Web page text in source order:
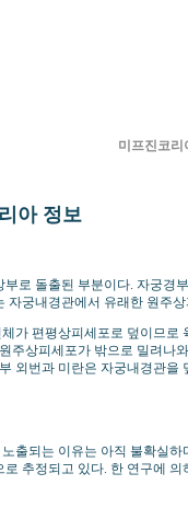
미프진코
아 정보
로 돌출된 부분이다. 자궁
자궁내경관에서 유래한 원주
가 편평상피세포로 덮이므
주상피세포가 밖으로 밀려
외번과 미란은 자궁내경관
출되는 이유는 아직 불확실
추정되고 있다. 한 연구에